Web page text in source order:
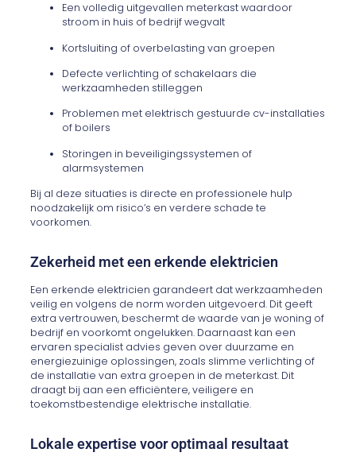
Een volledig uitgevallen meterkast waardoor
stroom in huis of bedrijf wegvalt
Kortsluiting of overbelasting van groepen
Defecte verlichting of schakelaars die
werkzaamheden stilleggen
Problemen met elektrisch gestuurde cv-installaties
of boilers
Storingen in beveiligingssystemen of
alarmsystemen
Bij al deze situaties is directe en professionele hulp
noodzakelijk om risico’s en verdere schade te
voorkomen.
Zekerheid met een erkende elektricien
Een erkende elektricien garandeert dat werkzaamheden
veilig en volgens de norm worden uitgevoerd. Dit geeft
extra vertrouwen, beschermt de waarde van je woning of
bedrijf en voorkomt ongelukken. Daarnaast kan een
ervaren specialist advies geven over duurzame en
energiezuinige oplossingen, zoals slimme verlichting of
de installatie van extra groepen in de meterkast. Dit
draagt bij aan een efficiëntere, veiligere en
toekomstbestendige elektrische installatie.
Lokale expertise voor optimaal resultaat